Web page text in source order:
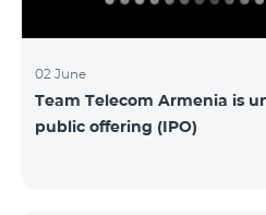
Telecom Armenia-ի
Եսայանը նշեց, որ
02 June
Team Telecom Armenia is
public offering (IPO)